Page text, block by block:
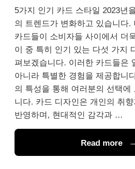
5가지 인기 카드 스타일 2023년
의 트렌드가 변화하고 있습니다.
카드들이 소비자들 사이에서 더
이 중 특히 인기 있는 다섯 가지
펴보겠습니다. 이러한 카드들은
아니라 특별한 경험을 제공합니
의 특성을 통해 여러분의 선택에
니다. 카드 디자인은 개인의 취
반영하며, 현대적인 감각과 …
Read more